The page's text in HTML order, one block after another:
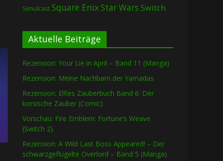
Simulcast Square EnixStar Wars Switch
Aktuelle Beiträge
Rezension: Your Lie in April – Band 11 (Manga)
Rezension: Meine Nachbarn der Yamadas
Rezension: Elfies Zauberbuch Band 6: Der
korsische Zauber (Comic)
Vorschau: Fire Emblem: Fortune’s Weave
(Switch 2)
Rezension: A Wild Last Boss Appeared! – Der
schwarzgeflügelte Overlord – Band 5 (Manga)